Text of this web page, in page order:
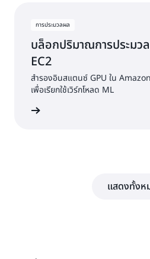
การประมวลผล
บล็อกปริมาณการประมว
EC2
สำรองอินสแตนซ์ GPU ใน
เพื่อเรียกใช้เวิร์กโหลด ML
แสดงทั้งห